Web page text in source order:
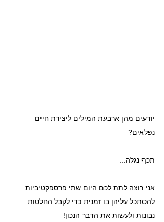
יודעים מהן ארבעת המילים ליצירת חיים
נפלאים?
תכף נגלה...
אני רוצה לתת לכם היום שתי פרספקטיביות
להסתכל עליהן בו זמנית כדי לקבל החלטות
נבונות ולעשות את הדבר הנכון!